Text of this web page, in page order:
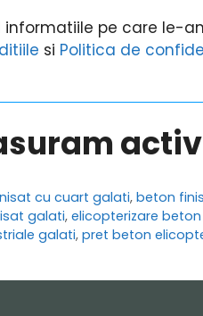
pe care le-
si Politica de
cu cuart galati,beton
galati, elicopterizare
galati, pret beton